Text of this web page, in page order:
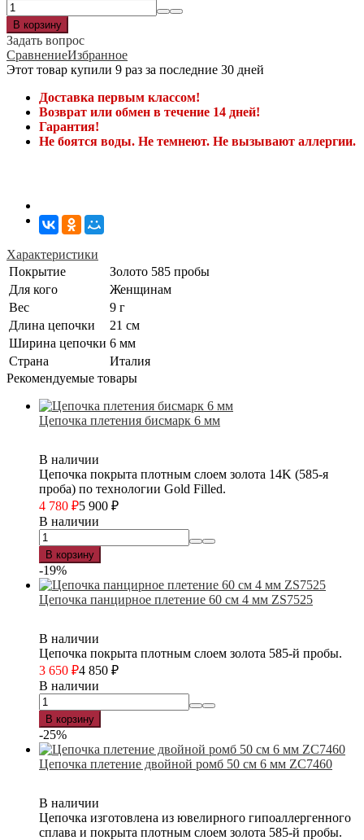
Задать вопрос
СравнениеИзбранное
Этот товар купили 9 раз за последние 30 дней
Доставка первым классом!
Возврат или обмен в течение 14 дней!
Гарантия!
Не боятся воды. Не темнеют. Не вызывают аллергии.
Характеристики
Покрытие
Золото 585 пробы
Для кого
Женщинам
Вес
9 г
Длина цепочки
21 см
Ширина цепочки 6 мм
Страна
Италия
Рекомендуемые товары
Цепочка плетения бисмарк 6 мм
В наличии
Цепочка покрыта плотным слоем золота 14K (585-я
проба) по технологии Gold Filled.
4 780 ₽5 900 ₽
В наличии
В корзину
-19%
Цепочка панцирное плетение 60 см 4 мм ZS7525
В наличии
Цепочка покрыта плотным слоем золота 585-й пробы.
3 650 ₽4 850 ₽
В наличии
В корзину
-25%
Цепочка плетение двойной ромб 50 см 6 мм ZC7460
В наличии
Цепочка изготовлена из ювелирного гипоаллергенного
сплава и покрыта плотным слоем золота 585-й пробы.